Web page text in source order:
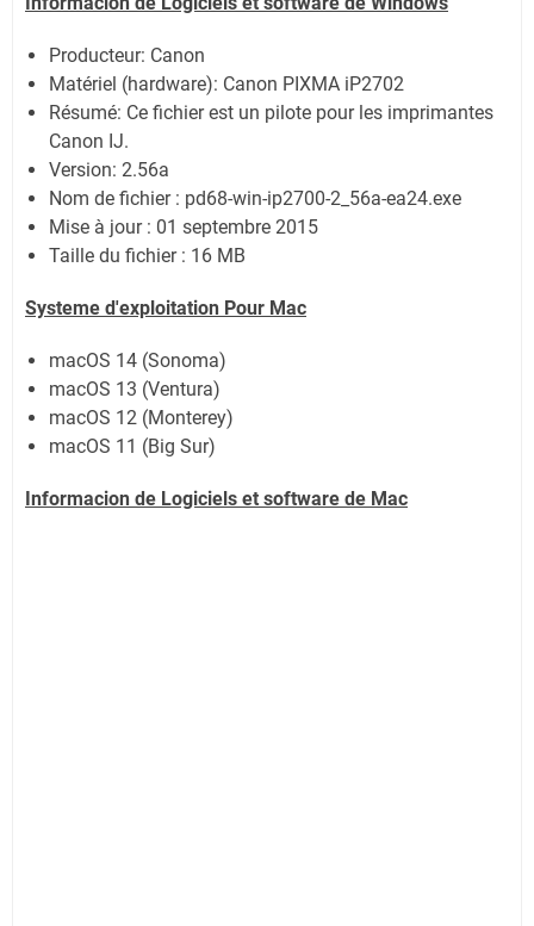
Producteur: Canon
Matériel (hardware): Canon PIXMA iP2702
Résumé: Ce fichier est un pilote pour les imprimantes
Canon IJ.
Version: 2.56a
Nom de fichier : pd68-win-ip2700-2_56a-ea24.exe
Mise à jour : 01 septembre 2015
Taille du fichier : 16 MB
Systeme d'exploitation Pour Mac
macOS 14 (Sonoma)
macOS 13 (Ventura)
macOS 12 (Monterey)
macOS 11 (Big Sur)
Informacion de Logiciels et software de Mac